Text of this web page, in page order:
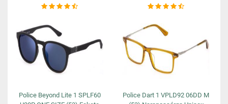
Police Beyond Lite 1 SPLF60
Police Dart 1 VPLD92 06DD M